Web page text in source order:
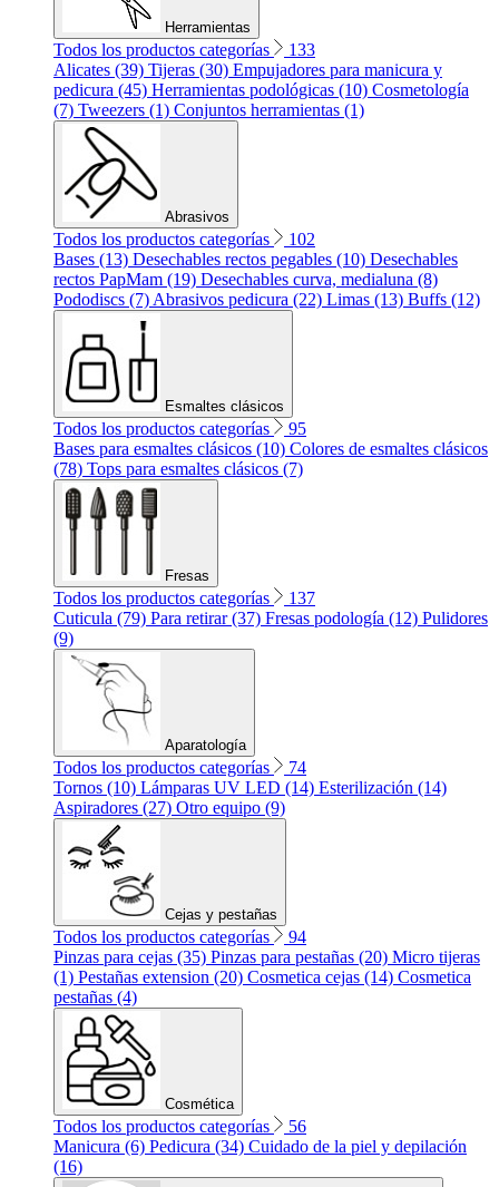
Herramientas
Todos los productos categorías
133
Alicates (39) Tijeras (30) Empujadores para manicura y
pedicura (45) Herramientas podológicas (10) Cosmetología
(7) Tweezers (1) Conjuntos herramientas (1)
Abrasivos
Todos los productos categorías
102
Bases (13) Desechables rectos pegables (10) Desechables
rectos PapMam (19) Desechables curva, medialuna (8)
Pododiscs (7) Abrasivos pedicura (22) Limas (13) Buffs (12)
Esmaltes clásicos
Todos los productos categorías
95
Bases para esmaltes clásicos (10) Colores de esmaltes clásicos
(78) Tops para esmaltes clásicos (7)
Fresas
Todos los productos categorías
137
Cuticula (79) Para retirar (37) Fresas podología (12) Pulidores
(9)
Aparatología
Todos los productos categorías
74
Tornos (10) Lámparas UV LED (14) Esterilización (14)
Aspiradores (27) Otro equipo (9)
Cejas y pestañas
Todos los productos categorías
94
Pinzas para cejas (35) Pinzas para pestañas (20) Micro tijeras
(1) Pestañas extension (20) Cosmetica cejas (14) Cosmetica
pestañas (4)
Cosmética
Todos los productos categorías
56
Manicura (6) Pedicura (34) Cuidado de la piel y depilación
(16)